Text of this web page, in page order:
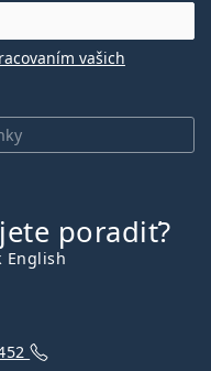
vašich
poradiť?
English